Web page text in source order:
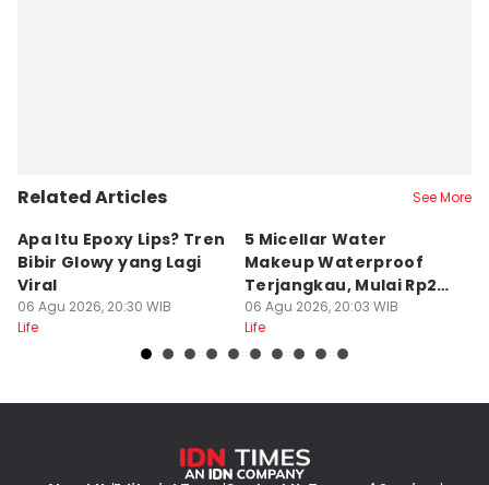
Related Articles See More
Apa Itu Epoxy Lips? Tren
Bibir Glowy yang Lagi
Viral
06 Agu 2026, 20:30 WIB
Life
5 Micellar Water
Makeup Waterproof
Terjangkau, Mulai Rp20
Ribuan!
06 Agu 2026, 20:03 WIB
Life